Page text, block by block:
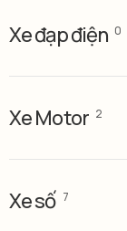
Xe đạp điện 0
Xe Motor 2
Xe số 7